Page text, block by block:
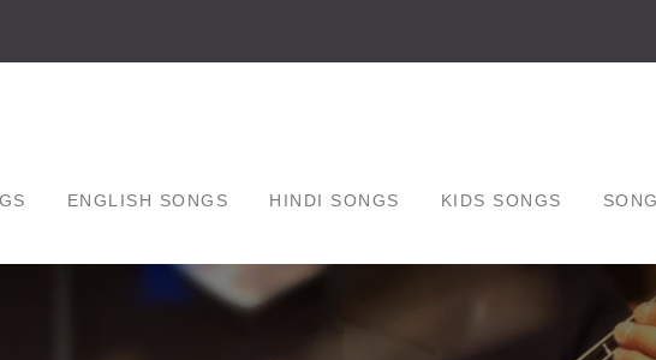
ENGLISH SONGS HINDI SONGS KIDS SONGS